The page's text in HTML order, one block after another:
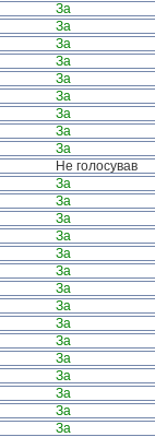
За
За
За
За
За
За
За
За
За
Не голосував
За
За
За
За
За
За
За
За
За
За
За
За
За
За
За